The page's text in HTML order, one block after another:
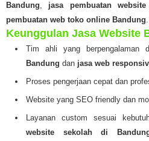
Bandung, jasa pembuatan
pembuatan web toko online Bandung.
Keunggulan Jasa Website
Tim ahli yang berpengalaman
Bandung dan jasa web
Proses pengerjaan cepat dan
Website yang SEO friendly dan
Layanan custom sesuai
website sekolah di